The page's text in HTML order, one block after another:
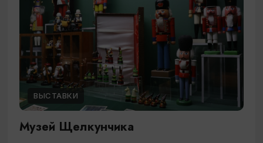
ВЫСТАВКИ
Музей Щелкунчика